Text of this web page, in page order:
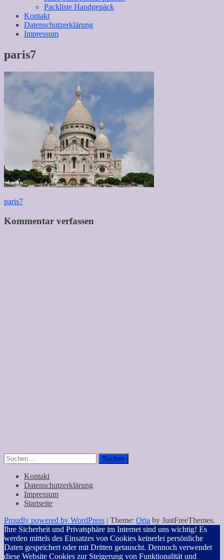
Packliste Handgepäck
Kontakt
Datenschutzerklärung
Impressum
paris7
Beitragsnavigation
paris7
Kommentar verfassen
Suchen
nach:
Kontakt
Datenschutzerklärung
Impressum
Startseite
Proudly powered by WordPress | Theme: Oria by JustFreeThemes.
Ihre Sicherheit und Privatsphäre im Internet sind uns wichtig! Es
werden mittels des Einsatzes von Cookies keinerlei persönliche
Daten gespeichert oder mit Dritten getauscht. Dennoch verwendet
diese Website Cookies zur Steigerung von Funktionalität und